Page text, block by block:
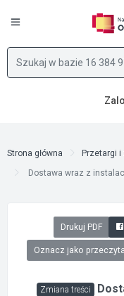
Strona główna
Przetargi
Dostawa wraz z
Drukuj PDF
Oznacz jako
Zmiana treści